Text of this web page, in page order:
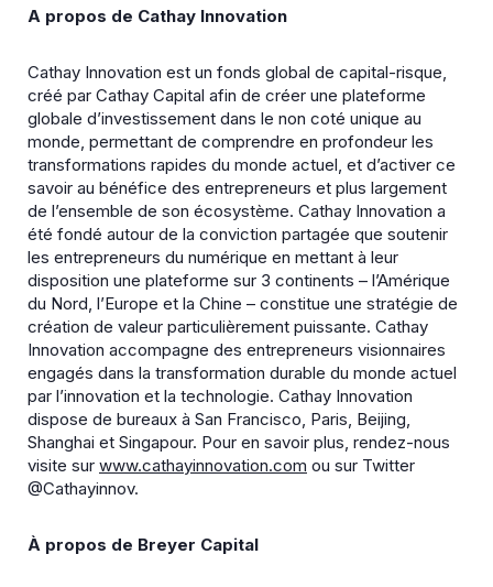
A propos de Cathay Innovation
Cathay Innovation est un fonds global de capital-risque,
créé par Cathay Capital afin de créer une plateforme
globale d’investissement dans le non coté unique au
monde, permettant de comprendre en profondeur les
transformations rapides du monde actuel, et d’activer ce
savoir au bénéfice des entrepreneurs et plus largement
de l’ensemble de son écosystème. Cathay Innovation a
été fondé autour de la conviction partagée que soutenir
les entrepreneurs du numérique en mettant à leur
disposition une plateforme sur 3 continents – l’Amérique
du Nord, l’Europe et la Chine – constitue une stratégie de
création de valeur particulièrement puissante. Cathay
Innovation accompagne des entrepreneurs visionnaires
engagés dans la transformation durable du monde actuel
par l’innovation et la technologie. Cathay Innovation
dispose de bureaux à San Francisco, Paris, Beijing,
Shanghai et Singapour. Pour en savoir plus, rendez-nous
visite sur www.cathayinnovation.com ou sur Twitter
@Cathayinnov.
À propos de Breyer Capital